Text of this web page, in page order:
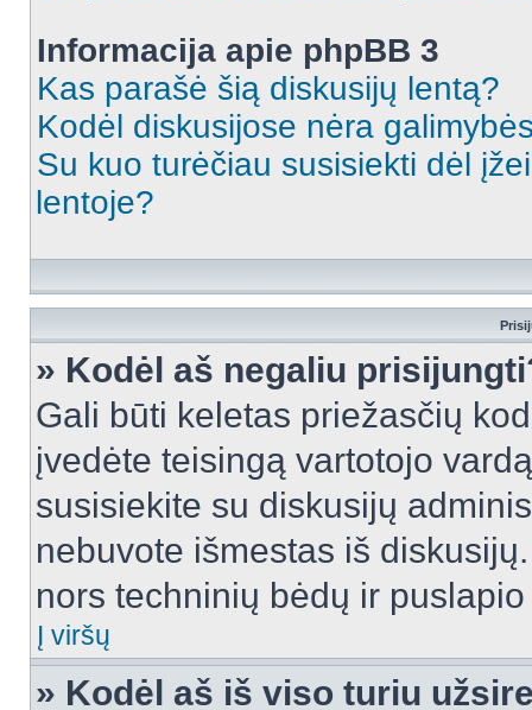
Informacija apie phpBB 3
Kas parašė šią diskusijų lentą?
Kodėl diskusijose nėra
Su kuo turėčiau susisiekti dėl
lentoje?
» Kodėl aš negaliu
Gali būti keletas priežasčių
įvedėte teisingą vartotojo
susisiekite su diskusijų
nebuvote išmestas iš
nors techninių bėdų ir
Į viršų
» Kodėl aš iš viso turiu